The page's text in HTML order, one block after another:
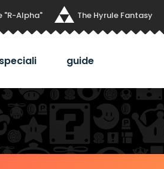
"R-Alpha" The Hyrule Fantasy
speciali guide